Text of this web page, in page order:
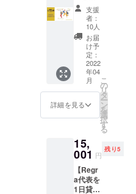
に、ス
テッ
カーや
手紙、
セミ
ナー参
加権の
価格を
上乗せ
る値段
設定に
す。
をお選
びくだ
さい。
・2足と
も、同
じサイ
ズのご
提供と
なりま
す。 ・
備考欄
カナフ
ルネー
ム）で
ご記入
下さ
靴など
商品購
入に掛
かる費
用は別
途負担
をお願
い致し
ます。
・備考
欄にお
ナフル
ネー
ム）の
ご記入
を宜し
くお願
方へ〉
全力応
援プラ
ン】 ▼
内容 ①
全力の
応援、
本当に
ありが
とうご
ざいま
す。 ②
お礼の
セージ
を動画
にてお
送りさ
せて頂
きま
支援
者：
10人
お届
け予
定：
2022
年04
月
詳細を見る
こ
の
リ
タ
ー
ン
を
選
択
す
る
15,
001 円
残り5
【Regr
a代表を
1日貸し